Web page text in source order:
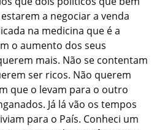
a negociar a venda
na medicina que é a
o aumento dos seus
mais. Não se contentam
ser ricos. Não querem
que o levam para o outro
Já lá vão os tempos
para o País. Conheci um